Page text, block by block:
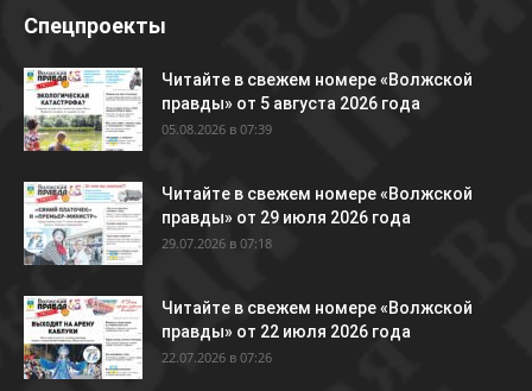
Спецпроекты
Читайте в свежем номере «Волжской
правды» от 5 августа 2026 года
05.08.2026 в 07:39
Читайте в свежем номере «Волжской
правды» от 29 июля 2026 года
29.07.2026 в 07:18
Читайте в свежем номере «Волжской
правды» от 22 июля 2026 года
22.07.2026 в 07:26